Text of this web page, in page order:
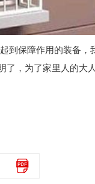
到保障作用的装备，
，为了家里人的大